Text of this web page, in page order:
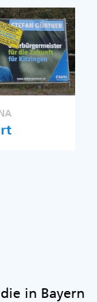
in Bayern